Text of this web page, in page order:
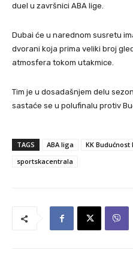
duel u završnici ABA lige.
Dubai će u narednom susretu
dvorani koja prima veliki broj
atmosfera tokom utakmice.
Tim je u dosadašnjem delu
sastaće se u polufinalu protiv
TAGS ABA liga KK
sportskacentrala